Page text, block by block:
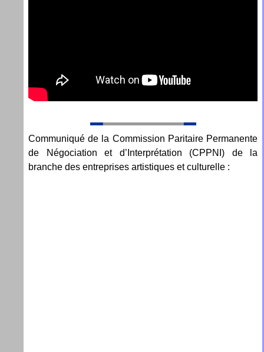
Communiqué de la Commission Paritaire Permanente
de Négociation et d’Interprétation (CPPNI) de la
branche des entreprises artistiques et culturelle :